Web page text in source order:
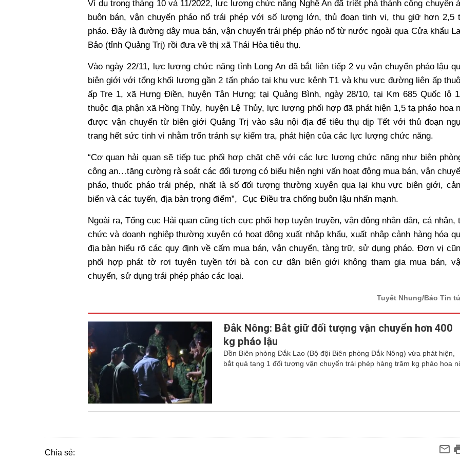
Ví dụ trong tháng 10 và 11/2022, lực lượng chức năng Nghệ An đã triệt phá thành công chuyên
buôn bán, vận chuyển pháo nổ trái phép với số lượng lớn, thủ đoạn tinh vi, thu giữ hơn 2,5
pháo. Đây là đường dây mua bán, vận chuyển trái phép pháo nổ từ nước ngoài qua Cửa khẩu
Bảo (tỉnh Quảng Trị) rồi đưa về thị xã Thái Hòa tiêu thụ.
Vào ngày 22/11, lực lượng chức năng tỉnh Long An đã bắt liên tiếp 2 vụ vận chuyển pháo lậu
biên giới với tổng khối lượng gần 2 tấn pháo tại khu vực kênh T1 và khu vực đường liên ấp
ấp Tre 1, xã Hưng Điền, huyện Tân Hưng; tại Quảng Bình, ngày 28/10, tại Km 685 Quốc lộ
thuộc địa phận xã Hồng Thủy, huyện Lệ Thủy, lực lượng phối hợp đã phát hiện 1,5 tạ pháo hoa
được vận chuyển từ biên giới Quảng Trị vào sâu nội địa để tiêu thụ dịp Tết với thủ đoạn
trang hết sức tinh vi nhằm trốn tránh sự kiểm tra, phát hiện của các lực lượng chức năng.
“Cơ quan hải quan sẽ tiếp tục phối hợp chặt chẽ với các lực lượng chức năng như biên
công an…tăng cường rà soát các đối tượng có biểu hiện nghi vấn hoạt động mua bán, vận
pháo, thuốc pháo trái phép, nhất là số đối tượng thường xuyên qua lại khu vực biên giới,
biển và các tuyến, địa bàn trọng điểm”, Cục Điều tra chống buôn lậu nhấn mạnh.
Ngoài ra, Tổng cục Hải quan cũng tích cực phối hợp tuyên truyền, vận động nhân dân, cá nhân,
chức và doanh nghiệp thường xuyên có hoạt động xuất nhập khẩu, xuất nhập cảnh hàng hóa
địa bàn hiểu rõ các quy định về cấm mua bán, vận chuyển, tàng trữ, sử dụng pháo. Đơn vị
phối hợp phát tờ rơi tuyên tuyền tới bà con cư dân biên giới không tham gia mua bán,
chuyển, sử dụng trái phép pháo các loại.
Tuyết Nhung/Báo Tin
Đắk Nông: Bắt giữ đối tượng vận chuyển hơn 400
kg pháo lậu
Đồn Biên phòng Đắk Lao (Bộ đội Biên phòng Đắk Nông) vừa phát hiện,
bắt quả tang 1 đối tượng vận chuyển trái phép hàng trăm kg pháo hoa
Chia sẻ: